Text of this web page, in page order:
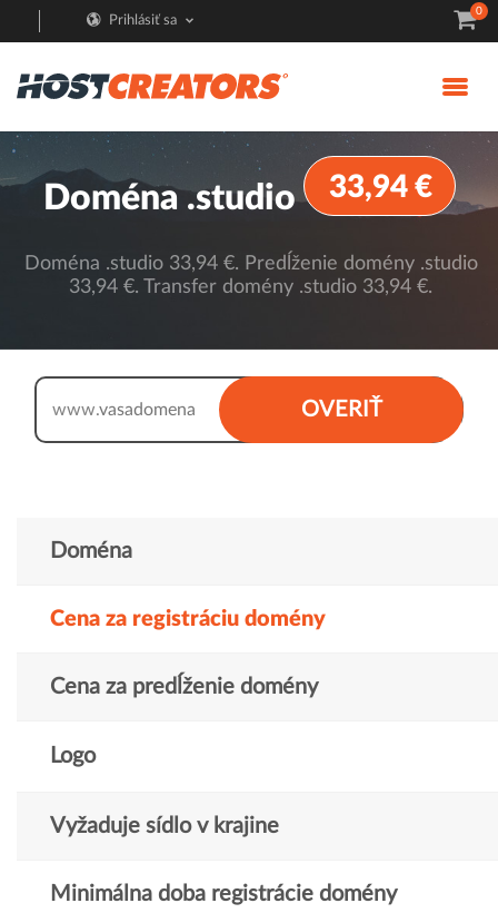
Prihlásiť sa
0
Doména .studio 33,94 €
Doména .studio 33,94 €. Predĺženie domény .studio
33,94 €. Transfer domény .studio 33,94 €.
OVERIŤ
www.
Doména
Cena za registráciu domény
Cena za predĺženie domény
Logo
Vyžaduje sídlo v krajine
Minimálna doba registrácie domény